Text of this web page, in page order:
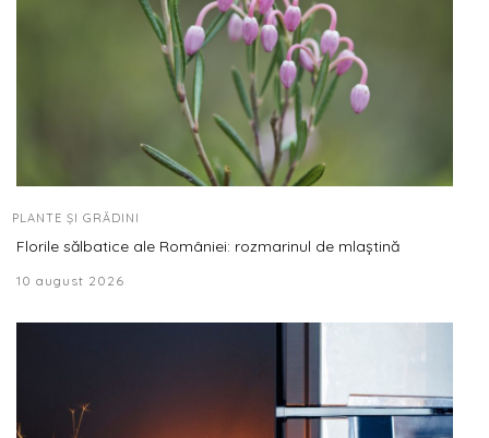
PLANTE ȘI GRĂDINI
Florile sălbatice ale României: rozmarinul de mlaștină
10 august 2026